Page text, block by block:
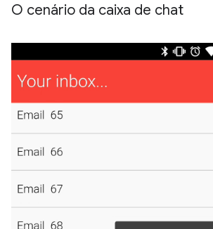
O cenário da caixa de chat